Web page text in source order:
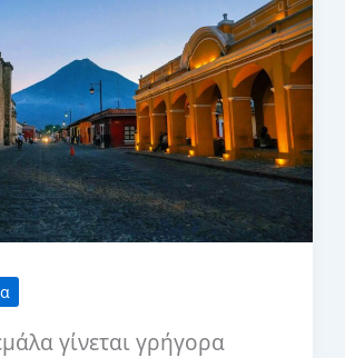
γίνεται γρήγορα